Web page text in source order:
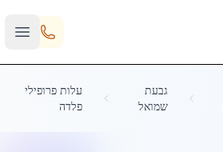
גבעת
שמואל
עלות פרופילי
פלדה